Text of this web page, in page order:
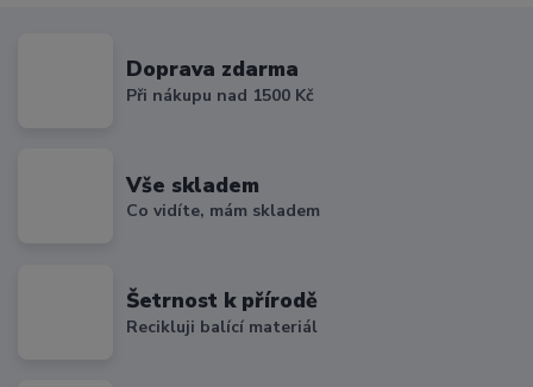
Doprava zdarma
Při nákupu nad 1500 Kč
Vše skladem
Co vidíte, mám skladem
Šetrnost k přírodě
Recikluji balící materiál